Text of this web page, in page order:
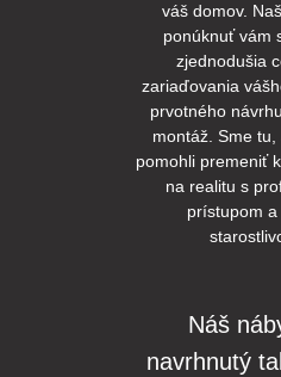
váš domov.
ponúknuť vám
zjednodušia
zariaďovania
prvotného
montáž. Sme
pomohli premeniť
na realitu s
prístupom
Náš
navrhnutý